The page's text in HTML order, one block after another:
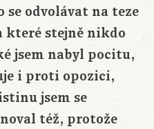
se odvolávat na teze
které stejně nikdo
jsem nabyl pocitu,
i proti opozici,
jsem se
též, protože